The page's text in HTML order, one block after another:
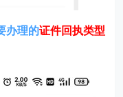
办理的证件回执类型